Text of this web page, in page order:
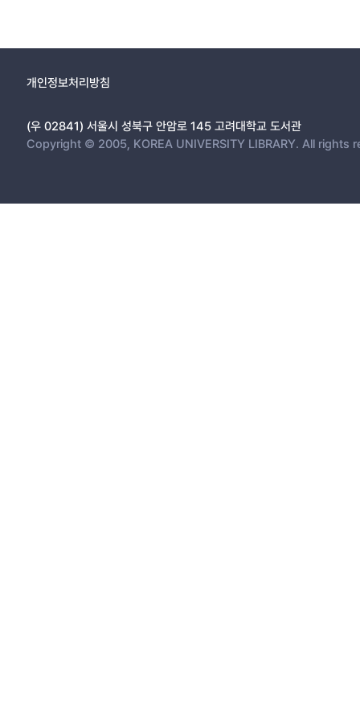
개인정보처리방침
(우 02841) 서울시 성북구 안암로 145 고려대학교 도서관
Copyright © 2005, KOREA UNIVERSITY LIBRARY. All rights